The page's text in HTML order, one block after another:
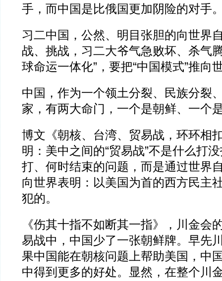
手，而中国是比俄国更加阴险的对手
习二中国，公然、明目张胆的向世界
战、挑战，习二大爷气急败坏、杀气
球命运一体化”，要把“中国模式”推
中国，作为一个领土分裂、民族分裂
家，有两大命门，一个是朝鲜、一个
博文《朝核、台湾、贸易战，环环相
明：美中之间的“贸易战”不是什么打
打、何时结束的问题，而是通过世界
向世界表明：以美国为首的西方民主
犯的。
《伤其十指不如断其一指》，川金会
易战中，中国少了一张朝鲜牌。早先
果中国能在朝核问题上帮助美国，中
中得到更多的好处。显然，在整个川